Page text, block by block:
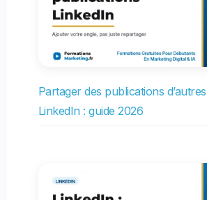
Partager des publications
LinkedIn : guide 2026